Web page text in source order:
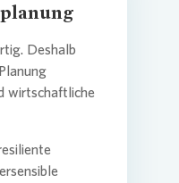
Deshalb
wirtschaftliche